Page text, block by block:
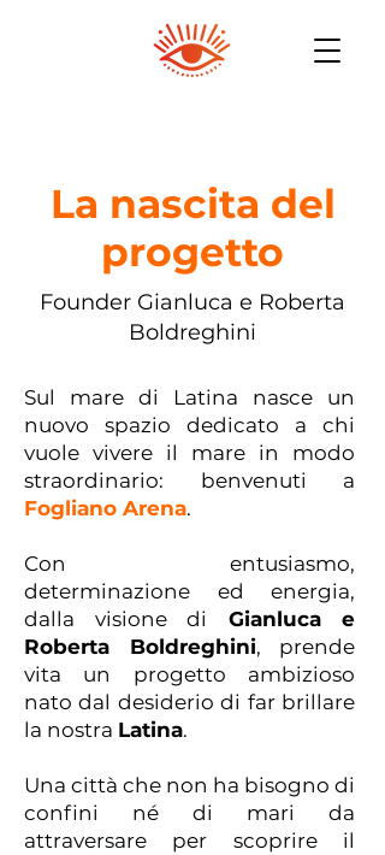
La nascita del
progetto
Founder Gianluca e Roberta
Boldreghini
Sul mare di Latina nasce un
nuovo spazio dedicato a chi
vuole vivere il mare in modo
straordinario: benvenuti a
Fogliano Arena.
Con entusiasmo,
determinazione ed energia,
dalla visione di Gianluca e
Roberta Boldreghini, prende
vita un progetto ambizioso
nato dal desiderio di far brillare
la nostra Latina.
Una città che non ha bisogno di
confini né di mari da
attraversare per scoprire il